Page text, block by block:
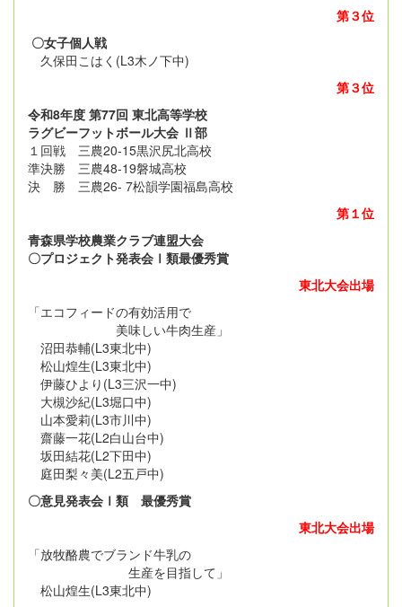
第３位
〇女子個人戦
久保田こはく(L3木ノ下中)
第３位
令和8年度 第77回 東北高等学校
ラグビーフットボール大会 Ⅱ部
１回戦 三農20-15黒沢尻北高校
準決勝 三農48-19磐城高校
決 勝 三農26- 7松韻学園福島高校
第１位
青森県学校農業クラブ連盟大会
〇プロジェクト発表会Ⅰ類最優秀賞
東北大会出場
「エコフィードの有効活用で
美味しい牛肉生産」
沼田恭輔(L3東北中)
松山煌生(L3東北中)
伊藤ひより(L3三沢一中)
大槻沙紀(L3堀口中)
山本愛莉(L3市川中)
齋藤一花(L2白山台中)
坂田結花(L2下田中)
庭田梨々美(L2五戸中)
〇意見発表会Ⅰ類 最優秀賞
東北大会出場
「放牧酪農でブランド牛乳の
生産を目指して」
松山煌生(L3東北中)